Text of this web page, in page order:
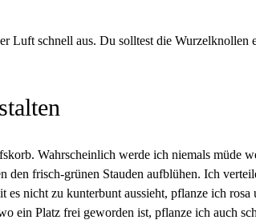
schnell aus. Du solltest die Wurzelknollen
Wahrscheinlich werde ich niemals müde
frisch-grünen Stauden aufblühen. Ich
nicht zu kunterbunt aussieht, pflanze ich
ein Platz frei geworden ist, pflanze ich auch